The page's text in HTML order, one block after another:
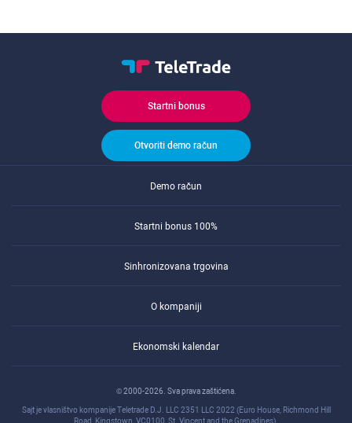
Startni bonus
Otvoriti demo račun
Demo račun
Startni bonus 100%
Sinhronizovana trgovina
O kompaniji
Ekonomski kalendar
© 2000-2026. Sva prava zaštićena.
Sajt je vlasništvo kompanije Teletrade D.J. LLC 2351 LLC 2022 (Euro House, Richmond Hill
Road, Kingstown, VC0100, St. Vincent and the Grenadines).